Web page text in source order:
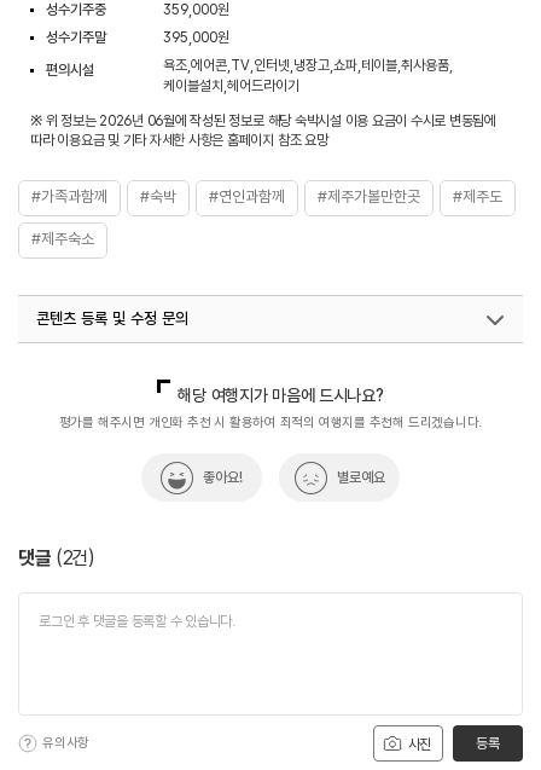
성수기주중
359,000원
성수기주말
395,000원
편의시설
욕조,에어콘,TV,인터넷,냉장고,쇼파,테이블,취사용품,
케이블설치,헤어드라이기
※ 위 정보는 2026년 06월에 작성된 정보로 해당 숙박시설 이용 요금이 수시로 변동됨에
따라 이용요금 및 기타 자세한 사항은 홈페이지 참조 요망
#가족과함께 #숙박 #연인과함께 #제주가볼만한곳 #제주도
#제주숙소
콘텐츠 등록 및 수정 문의
열린관광콘텐츠팀(열린관광-모두의여행)
033-738-3425
해당 여행지가 마음에 드시나요?
평가를 해주시면 개인화 추천 시 활용하여 최적의 여행지를 추천해 드리겠습니다.
좋아요! 별로예요
댓글 (2건)
사진
유의사항 등록